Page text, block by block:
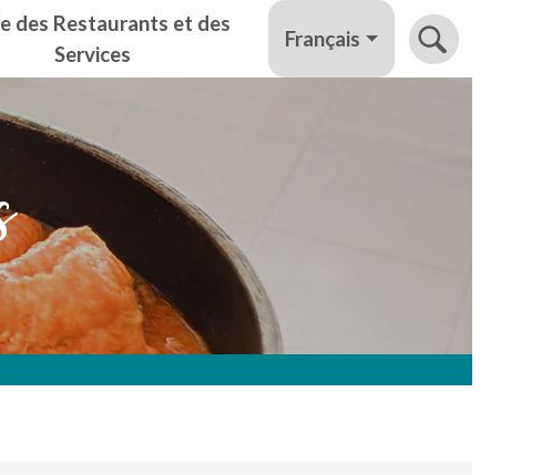
des Restaurants et des
Services
Français